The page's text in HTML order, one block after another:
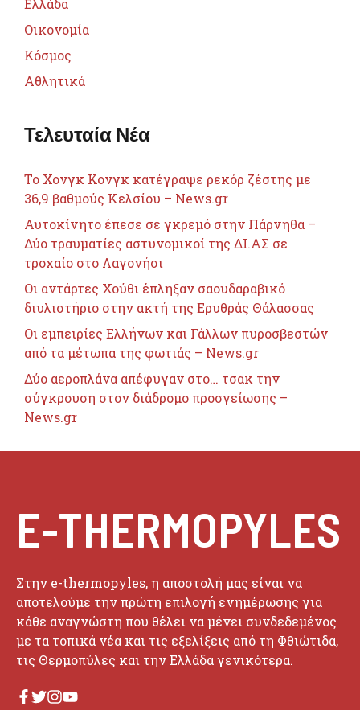
Ελλάδα
Οικονομία
Κόσμος
Αθλητικά
Τελευταία Νέα
Το Χονγκ Κονγκ κατέγραψε ρεκόρ ζέστης με
36,9 βαθμούς Κελσίου – News.gr
Αυτοκίνητο έπεσε σε γκρεμό στην Πάρνηθα –
Δύο τραυματίες αστυνομικοί της ΔΙ.ΑΣ σε
τροχαίο στο Λαγονήσι
Οι αντάρτες Χούθι έπληξαν σαουδαραβικό
διυλιστήριο στην ακτή της Ερυθράς Θάλασσας
Οι εμπειρίες Ελλήνων και Γάλλων πυροσβεστών
από τα μέτωπα της φωτιάς – News.gr
Δύο αεροπλάνα απέφυγαν στο… τσακ την
σύγκρουση στον διάδρομο προσγείωσης –
News.gr
E-THERMOPYLES
Στην e-thermopyles, η αποστολή μας είναι να
αποτελούμε την πρώτη επιλογή ενημέρωσης για
κάθε αναγνώστη που θέλει να μένει συνδεδεμένος
με τα τοπικά νέα και τις εξελίξεις από τη Φθιώτιδα,
τις Θερμοπύλες και την Ελλάδα γενικότερα.